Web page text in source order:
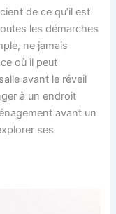
de ce qu’il est
les démarches
ne jamais
où il peut
avant le réveil
à un endroit
avant un
ses